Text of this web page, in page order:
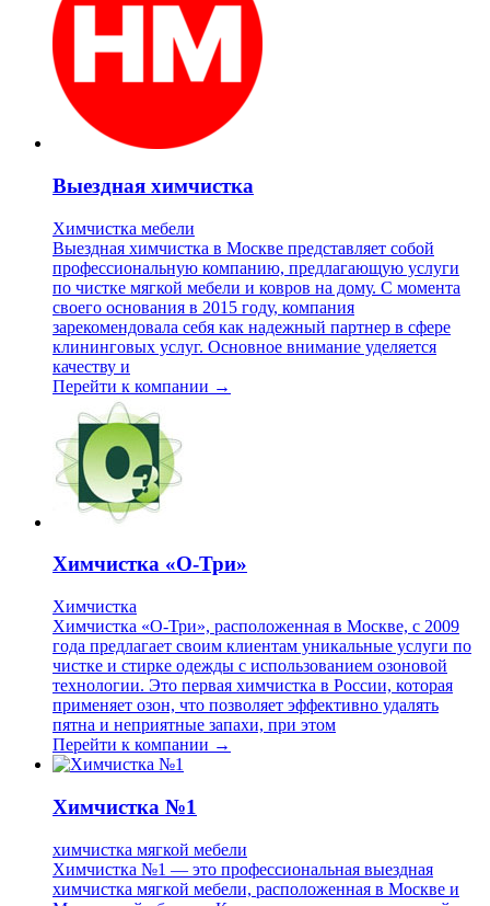
Выездная химчистка
Химчистка мебели
Выездная химчистка в Москве представляет собой
профессиональную компанию, предлагающую услуги
по чистке мягкой мебели и ковров на дому. С момента
своего основания в 2015 году, компания
зарекомендовала себя как надежный партнер в сфере
клининговых услуг. Основное внимание уделяется
качеству и
Перейти к компании →
Химчистка «О-Три»
Химчистка
Химчистка «О-Три», расположенная в Москве, с 2009
года предлагает своим клиентам уникальные услуги по
чистке и стирке одежды с использованием озоновой
технологии. Это первая химчистка в России, которая
применяет озон, что позволяет эффективно удалять
пятна и неприятные запахи, при этом
Перейти к компании →
Химчистка №1
химчистка мягкой мебели
Химчистка №1 — это профессиональная выездная
химчистка мягкой мебели, расположенная в Москве и